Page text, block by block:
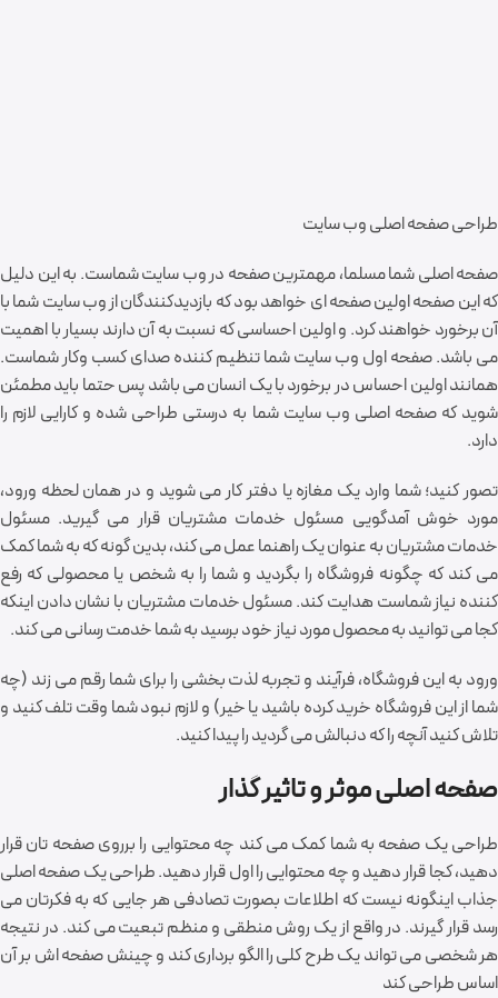
طراحی صفحه اصلی وب سایت
صفحه اصلی شما مسلما، مهمترین صفحه در وب سایت شماست. به این دلیل
که این صفحه اولین صفحه ای خواهد بود که بازدیدکنندگان از وب سایت شما با
آن برخورد خواهند کرد. و اولین احساسی که نسبت به آن دارند بسیار با اهمیت
می باشد. صفحه اول وب سایت شما تنظیم کننده صدای کسب وکار شماست.
همانند اولین احساس در برخورد با یک انسان می باشد پس حتما باید مطمئن
شوید که صفحه اصلی وب سایت شما به درستی طراحی شده و کارایی لازم را
دارد.
تصور کنید؛ شما وارد یک مغازه یا دفتر کار می شوید و در همان لحظه ورود،
مورد خوش آمدگویی مسئول خدمات مشتریان قرار می گیرید. مسئول
خدمات مشتریان به عنوان یک راهنما عمل می کند، بدین گونه که به شما کمک
می کند که چگونه فروشگاه را بگردید و شما را به شخص یا محصولی که رفع
کننده نیاز شماست هدایت کند. مسئول خدمات مشتریان با نشان دادن اینکه
کجا می توانید به محصول مورد نیاز خود برسید به شما خدمت رسانی می کند.
ورود به این فروشگاه، فرآیند و تجربه لذت بخشی را برای شما رقم می زند (چه
شما از این فروشگاه خرید کرده باشید یا خیر) و لازم نبود شما وقت تلف کنید و
تلاش کنید آنچه را که دنبالش می گردید را پیدا کنید.
صفحه اصلی موثر و تاثیر گذار
طراحی یک صفحه به شما کمک می کند چه محتوایی را برروی صفحه تان قرار
دهید، کجا قرار دهید و چه محتوایی را اول قرار دهید. طراحی یک صفحه اصلی
جذاب اینگونه نیست که اطلاعات بصورت تصادفی هر جایی که به فکرتان می
رسد قرار گیرند. در واقع از یک روش منطقی و منظم تبعیت می کند. در نتیجه
هر شخصی می تواند یک طرح کلی را الگو برداری کند و چینش صفحه اش بر آن
اساس طراحی کند